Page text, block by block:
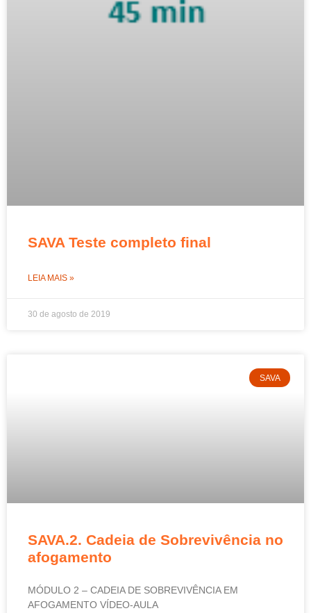
SAVA Teste completo final
LEIA MAIS »
30 de agosto de 2019
SAVA
SAVA.2. Cadeia de Sobrevivência no
afogamento
MÓDULO 2 – CADEIA DE SOBREVIVÊNCIA EM
AFOGAMENTO VÍDEO-AULA